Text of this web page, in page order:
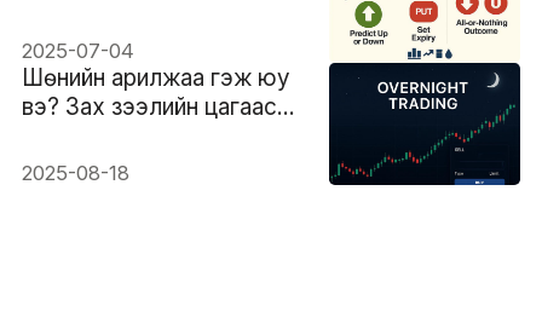
Ажилладаг вэ, Гол
Эрсдлүүд
2025-07-04
Шөнийн арилжаа гэж юу
вэ? Зах зээлийн цагаас
арилжаалах вэ
2025-08-18